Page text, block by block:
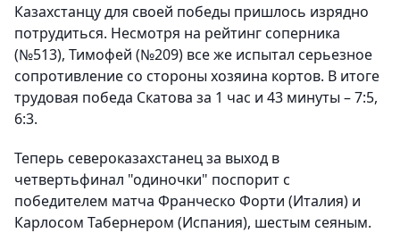
Казахстанцу для своей победы пришлось изрядно
потрудиться. Несмотря на рейтинг соперника
(№513), Тимофей (№209) все же испытал серьезное
сопротивление со стороны хозяина кортов. В итоге
трудовая победа Скатова за 1 час и 43 минуты – 7:5,
6:3.
Теперь североказахстанец за выход в
четвертьфинал "одиночки" поспорит с
победителем матча Франческо Форти (Италия) и
Карлосом Табернером (Испания), шестым сеяным.